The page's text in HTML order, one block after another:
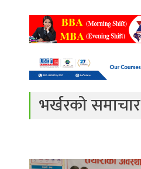
भर्खरको समाचार